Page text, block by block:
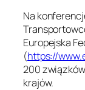
Na
Europejska
(https://
200
krajów.